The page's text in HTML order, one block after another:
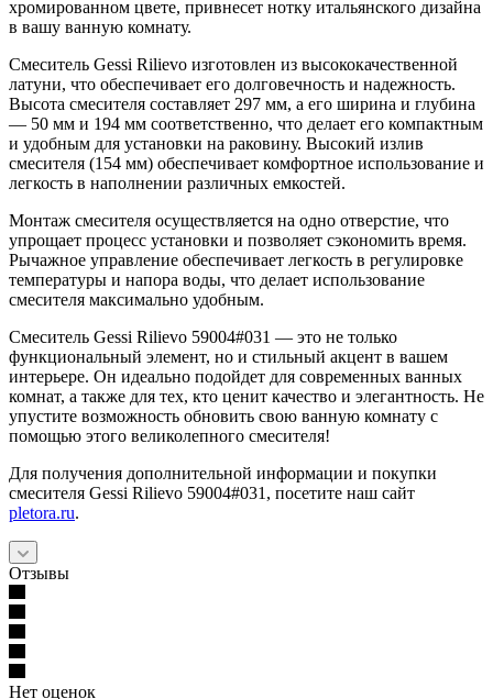
хромированном цвете, привнесет нотку итальянского дизайна
в вашу ванную комнату.
Смеситель Gessi Rilievo изготовлен из высококачественной
латуни, что обеспечивает его долговечность и надежность.
Высота смесителя составляет 297 мм, а его ширина и глубина
— 50 мм и 194 мм соответственно, что делает его компактным
и удобным для установки на раковину. Высокий излив
смесителя (154 мм) обеспечивает комфортное использование и
легкость в наполнении различных емкостей.
Монтаж смесителя осуществляется на одно отверстие, что
упрощает процесс установки и позволяет сэкономить время.
Рычажное управление обеспечивает легкость в регулировке
температуры и напора воды, что делает использование
смесителя максимально удобным.
Смеситель Gessi Rilievo 59004#031 — это не только
функциональный элемент, но и стильный акцент в вашем
интерьере. Он идеально подойдет для современных ванных
комнат, а также для тех, кто ценит качество и элегантность. Не
упустите возможность обновить свою ванную комнату с
помощью этого великолепного смесителя!
Для получения дополнительной информации и покупки
смесителя Gessi Rilievo 59004#031, посетите наш сайт
pletora.ru.
Отзывы
Нет оценок